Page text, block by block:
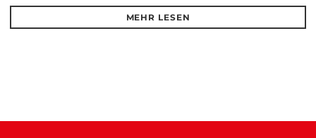
MEHR LESEN